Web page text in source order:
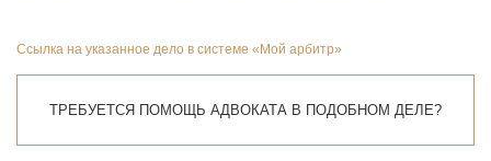
Ссылка на указанное дело в системе «Мой арбитр»
ТРЕБУЕТСЯ ПОМОЩЬ АДВОКАТА В ПОДОБНОМ ДЕЛЕ?